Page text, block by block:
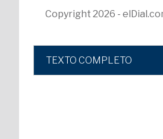
Copyright 2026 -
TEXTO COMPLETO